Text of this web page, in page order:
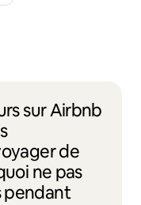
sur Airbnb
de
ne pas
pendant